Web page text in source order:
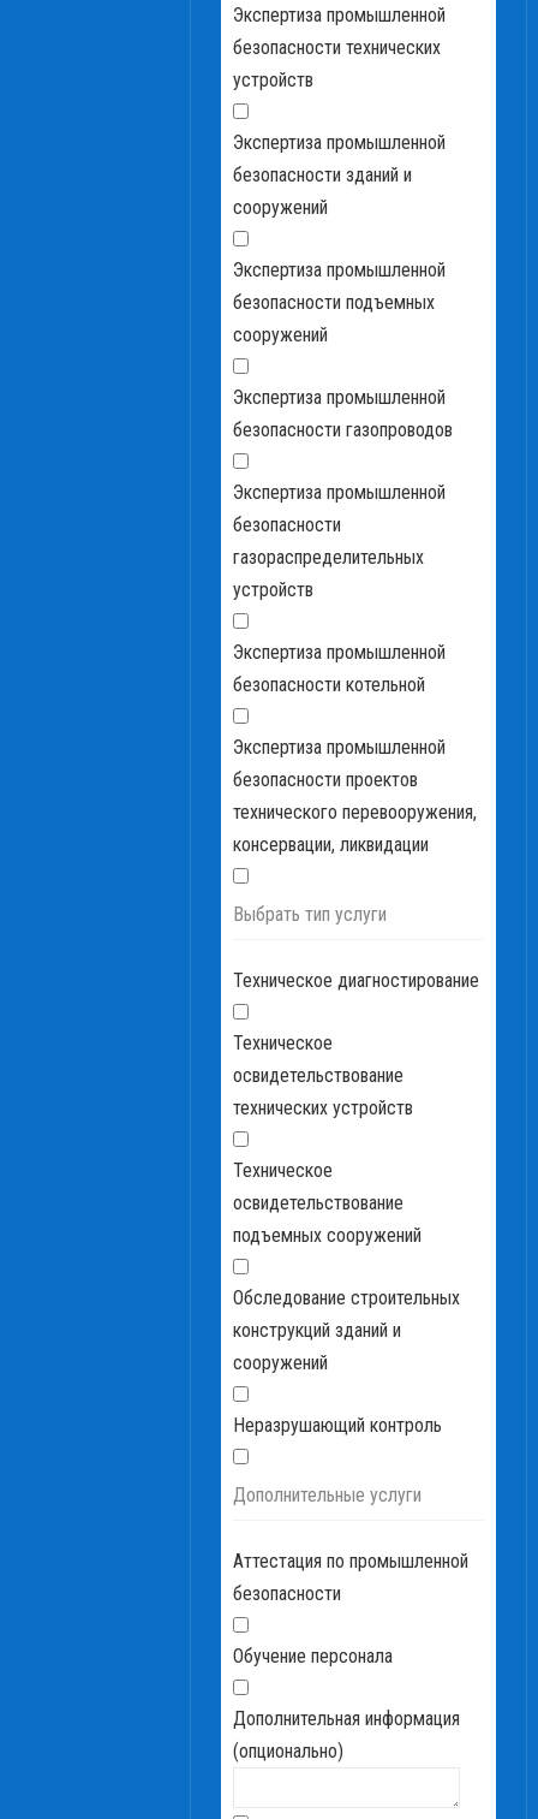
Экспертиза промышленной
безопасности технических
устройств
Экспертиза промышленной
безопасности зданий и
сооружений
Экспертиза промышленной
безопасности подъемных
сооружений
Экспертиза промышленной
безопасности газопроводов
Экспертиза промышленной
безопасности
газораспределительных
устройств
Экспертиза промышленной
безопасности котельной
Экспертиза промышленной
безопасности проектов
технического перевооружения,
консервации, ликвидации
Выбрать тип услуги
Техническое диагностирование
Техническое
освидетельствование
технических устройств
Техническое
освидетельствование
подъемных сооружений
Обследование строительных
конструкций зданий и
сооружений
Неразрушающий контроль
Дополнительные услуги
Аттестация по промышленной
безопасности
Обучение персонала
Дополнительная информация
(опционально)